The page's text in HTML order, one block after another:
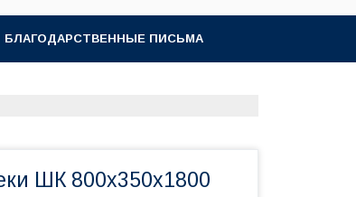
БЛАГОДАРСТВЕННЫЕ ПИСЬМА
ШК 800х350х1800